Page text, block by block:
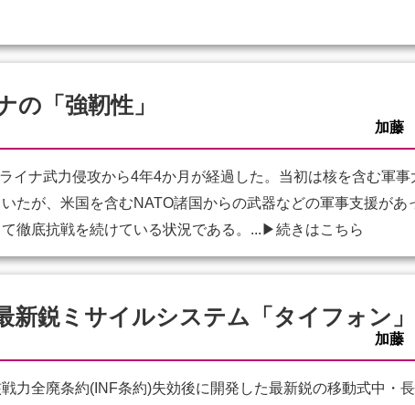
の「強靭性」
加藤
イナ武力侵攻から4年4か月が経過した。当初は核を含む軍事
たが、米国を含むNATO諸国からの武器などの軍事支援があ
徹底抗戦を続けている状況である。... ▶続きはこちら
新鋭ミサイルシステム「タイフォン
加藤
力全廃条約(INF条約)失効後に開発した最新鋭の移動式中・